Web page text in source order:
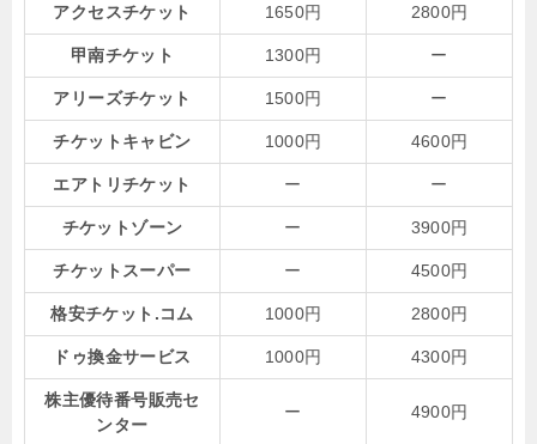
アクセスチケット 1650円 2800円
甲南チケット 1300円 ー
アリーズチケット 1500円 ー
チケットキャビン 1000円 4600円
エアトリチケット ー ー
チケットゾーン ー 3900円
チケットスーパー ー 4500円
格安チケット.コム 1000円 2800円
ドゥ換金サービス 1000円 4300円
株主優待番号販売セ
ンター
ー 4900円